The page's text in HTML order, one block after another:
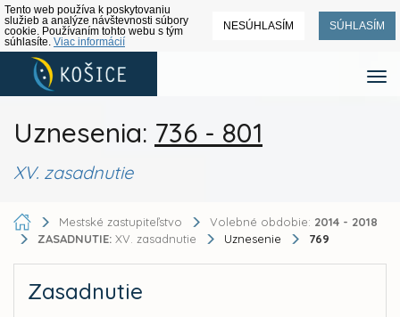
Tento web používa k poskytovaniu
služieb a analýze návštevnosti súbory
cookie. Používaním tohto webu s tým
súhlasíte. Viac informácií
NESÚHLASÍM SÚHLASÍM
Uznesenia: 736 - 801
XV. zasadnutie
Mestské zastupiteľstvo Volebné obdobie: 2014 - 2018
ZASADNUTIE: XV. zasadnutie Uznesenie 769
Zasadnutie